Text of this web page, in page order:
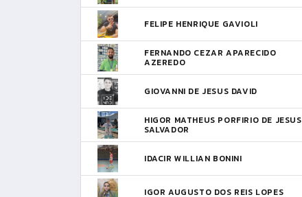
FELIPE HENRIQUE GAVIOLI
FERNANDO CEZAR APARECIDO
AZEREDO
GIOVANNI DE JESUS DAVID
HIGOR MATHEUS PORFIRIO DE JESUS
SALVADOR
IDACIR WILLIAN BONINI
IGOR AUGUSTO DOS REIS LOPES